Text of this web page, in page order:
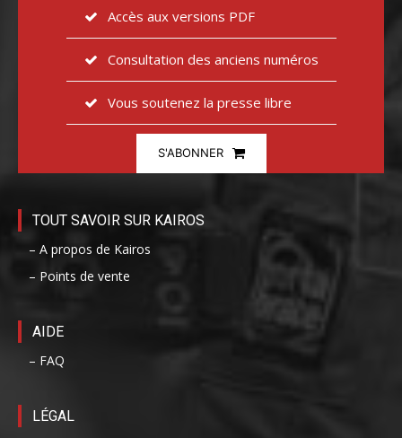
Accès aux versions PDF
Consultation des anciens numéros
Vous soutenez la presse libre
S'ABONNER
TOUT SAVOIR SUR KAIROS
– A propos de Kairos
– Points de vente
AIDE
– FAQ
LÉGAL